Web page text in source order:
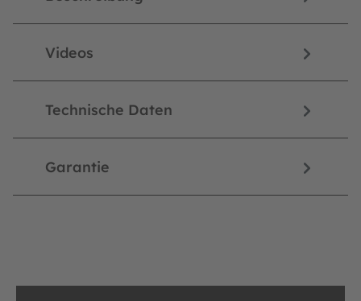
Videos
Technische Daten
Garantie